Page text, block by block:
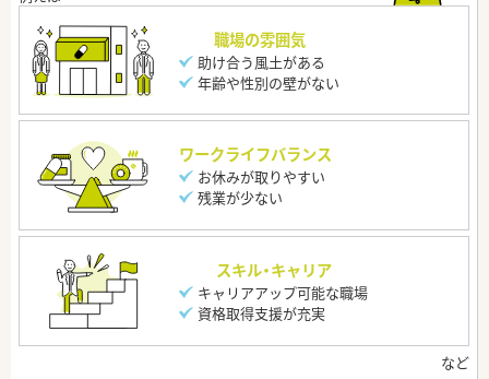
職場の雰囲気
助け合う風土がある
年齢や性別の壁がない
ワークライフバランス
お休みが取りやすい
残業が少ない
スキル・キャリア
キャリアアップ可能な職場
資格取得支援が充実